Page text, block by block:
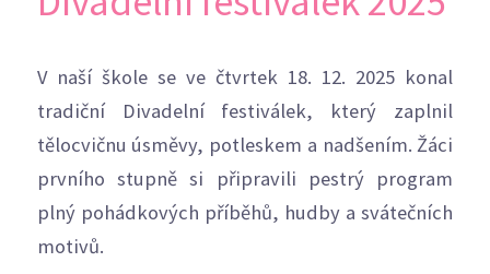
V naší škole se ve čtvrtek 18. 12. 2025 konal
tradiční Divadelní festiválek, který zaplnil
tělocvičnu úsměvy, potleskem a nadšením. Žáci
prvního stupně si připravili pestrý program
plný pohádkových příběhů, hudby a svátečních
motivů.